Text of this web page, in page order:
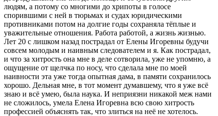
людям, а потому со многими до хрипоты в голосе
спорившими с ней в тюрьмах и судах юридическими
противниками потом на долгие годы сохраняла тёплые и
уважительные отношения. Работа работой, а жизнь жизнью.
Лет 20 с лишком назад пострадал от Елены Игоревны будучи
совсем молодым и наивным следователем и я. Как пострадал,
и что за хитрость она мне в деле сотворила, уже не упомню, а
ощущение от щелчка по носу, что сделала мне по моей
наивности эта уже тогда опытная дама, в памяти сохранилось
хорошо. Дельная мне, в тот момент думавшему, что я уже всё
знаю и всё умею, была наука. И неприязни никакой меж нами
не сложилось, умела Елена Игоревна всю свою хитрость
профессией объяснять так, что злиться на неё не хотелось.